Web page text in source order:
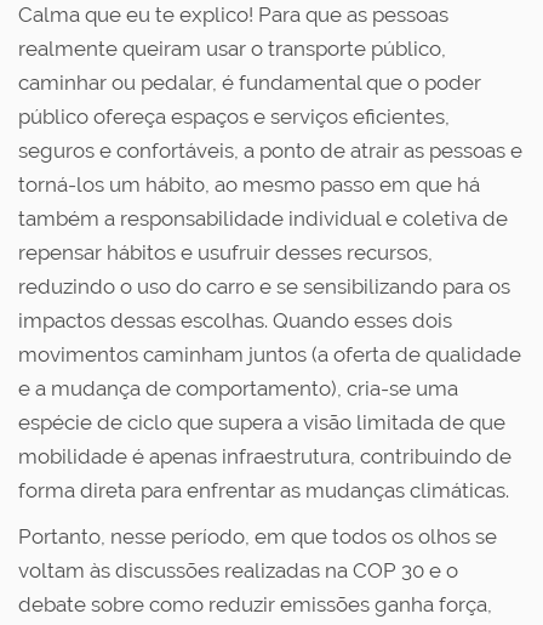
Calma que eu te explico! Para que as pessoas
realmente queiram usar o transporte público,
caminhar ou pedalar, é fundamental que o poder
público ofereça espaços e serviços eficientes,
seguros e confortáveis, a ponto de atrair as pessoas e
torná-los um hábito, ao mesmo passo em que há
também a responsabilidade individual e coletiva de
repensar hábitos e usufruir desses recursos,
reduzindo o uso do carro e se sensibilizando para os
impactos dessas escolhas. Quando esses dois
movimentos caminham juntos (a oferta de qualidade
e a mudança de comportamento), cria-se uma
espécie de ciclo que supera a visão limitada de que
mobilidade é apenas infraestrutura, contribuindo de
forma direta para enfrentar as mudanças climáticas.
Portanto, nesse período, em que todos os olhos se
voltam às discussões realizadas na COP 30 e o
debate sobre como reduzir emissões ganha força,